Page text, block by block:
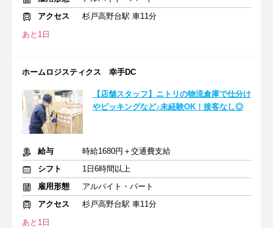
アクセス
杉戸高野台駅 車11分
あと1日
ホームロジスティクス 幸手DC
【店舗スタッフ】ニトリの物流倉庫で仕分け
やピッキングなど♪未経験OK！接客なし◎
給与
時給1680円＋交通費支給
シフト
1日6時間以上
雇用形態
アルバイト・パート
アクセス
杉戸高野台駅 車11分
あと1日